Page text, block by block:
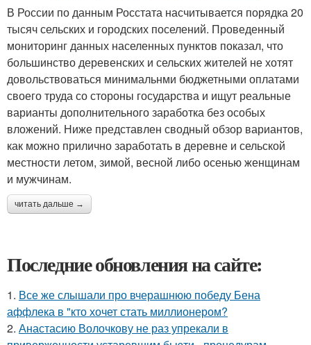
В России по данным Росстата насчитывается порядка 20
тысяч сельских и городских поселений. Проведенный
мониторинг данных населенных пунктов показал, что
большинство деревенских и сельских жителей не хотят
довольствоваться минимальнми бюджетными оплатами
своего труда со стороны государства и ищут реальные
варианты дополнительного заработка без особых
вложений. Ниже представлен сводный обзор вариантов,
как можно прилично заработать в деревне и сельской
местности летом, зимой, весной либо осенью женщинам
и мужчинам.
читать дальше →
Последние обновления на сайте:
1. Все же слышали про вчерашнюю победу Бена
аффлека в "кто хочет стать миллионером?
2. Анастасию Волочкову не раз упрекали в